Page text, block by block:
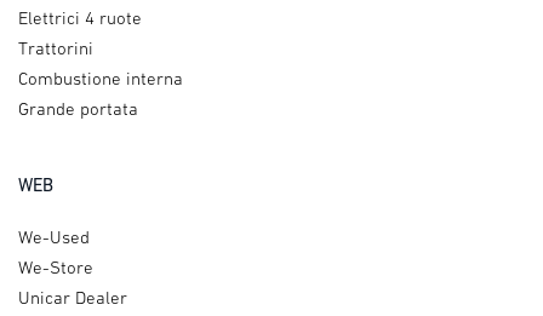
Elettrici 4 ruote
Trattorini
Combustione interna
Grande portata
WEB
We-Used
We-Store
Unicar Dealer